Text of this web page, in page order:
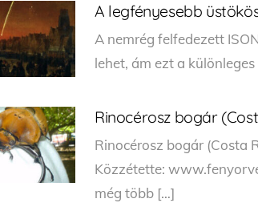
A legfényesebb
A nemrég felfedezett
lehet, ám ezt a
Rinocérosz bogár
Rinocérosz bogár (Costa
Közzétette:
még több […]